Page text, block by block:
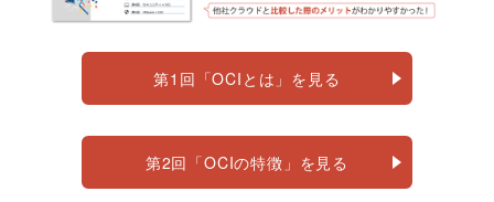
第1回「OCIとは」を見る
第2回「OCIの特徴」を見る